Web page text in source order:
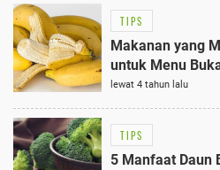
TIPS
Makanan yang
untuk Menu
lewat 4 tahun lalu
TIPS
5 Manfaat Daun